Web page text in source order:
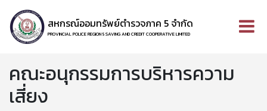
สหกรณ์ออมทรัพย์ตำรวจภาค 5 จำกัด
PROVINCIAL POLICE REGION 5 SAVING AND CREDIT COOPERATIVE LIMITED
คณะอนุกรรมการบริหารความ
เสี่ยง